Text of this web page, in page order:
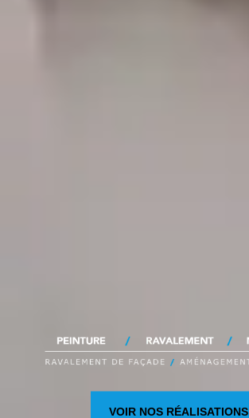
VOIR NOS RÉALISATIONS